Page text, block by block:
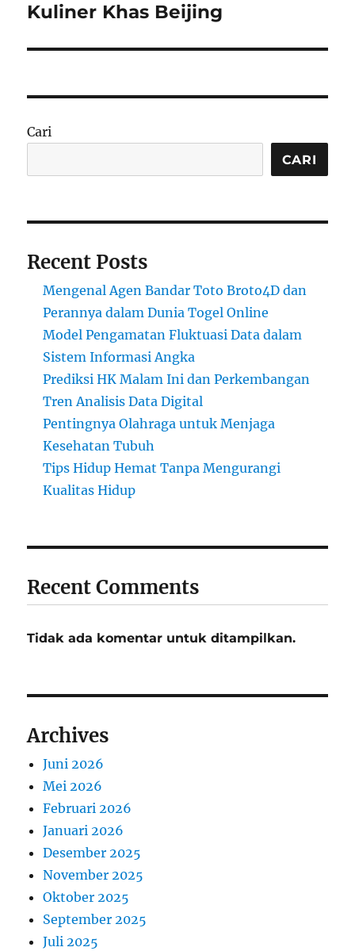
post:
Kuliner Khas Beijing
Cari
CARI
Recent Posts
Mengenal Agen Bandar Toto Broto4D dan
Perannya dalam Dunia Togel Online
Model Pengamatan Fluktuasi Data dalam
Sistem Informasi Angka
Prediksi HK Malam Ini dan Perkembangan
Tren Analisis Data Digital
Pentingnya Olahraga untuk Menjaga
Kesehatan Tubuh
Tips Hidup Hemat Tanpa Mengurangi
Kualitas Hidup
Recent Comments
Tidak ada komentar untuk ditampilkan.
Archives
Juni 2026
Mei 2026
Februari 2026
Januari 2026
Desember 2025
November 2025
Oktober 2025
September 2025
Juli 2025